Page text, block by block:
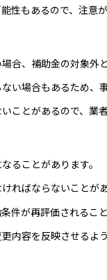
性もあるので、注意が
合、補助金の対象外
い場合もあるため、
ことがあるので、業
ることがあります。
ればならないことがあ
件が再評価されるこ
内容を反映させるよ